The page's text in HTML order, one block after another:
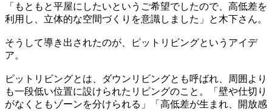
「もともと平屋にしたいというご希望でしたので、高低差を
利用し、立体的な空間づくりを意識しました」と木下さん。
そうして導き出されたのが、ピットリビングというアイデ
ア。
ピットリビングとは、ダウンリビングとも呼ばれ、周囲より
も一段低い位置に設けられたリビングのこと。「壁や仕切り
がなくともゾーンを分けられる」「高低差が生まれ、開放感